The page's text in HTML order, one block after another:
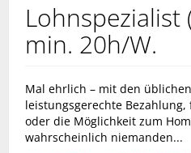
Lohnspezialist
min. 20h/W.
Mal ehrlich – mit den
leistungsgerechte
oder die Möglichkeit zum
wahrscheinlich niemanden...